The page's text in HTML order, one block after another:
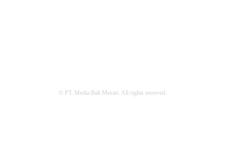
© PT. Media Bali Mesari. All rights reserved.